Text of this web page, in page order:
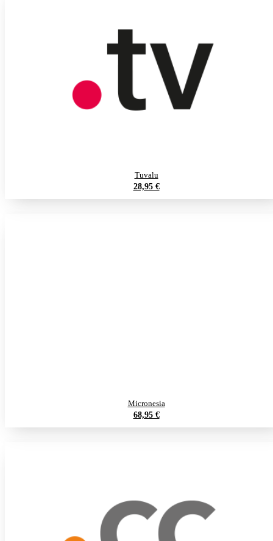
Tuvalu
28,95 €
Micronesia
68,95 €